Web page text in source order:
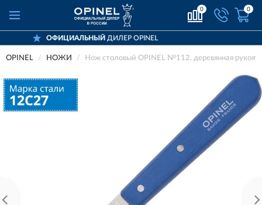
0 0
ДИЛЕР OPINEL
OPINEL НОЖИ Нож столовый OPINEL №112, деревянная